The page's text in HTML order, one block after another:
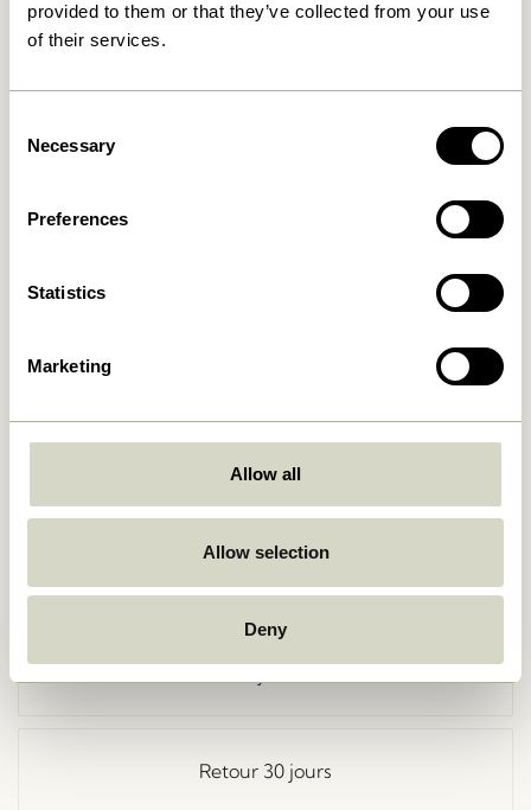
provided to them or that they’ve collected from your use
of their services.
Selection
Necessary
Preferences
Statistics
Marketing
Allow all
Allow selection
Deny
Retourner
Retour 30 jours